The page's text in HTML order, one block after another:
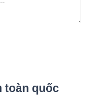
toàn quốc